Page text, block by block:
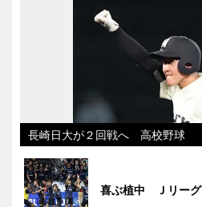
長崎日大が２回戦へ 高校野球
喜ぶ植中 Ｊリーグ